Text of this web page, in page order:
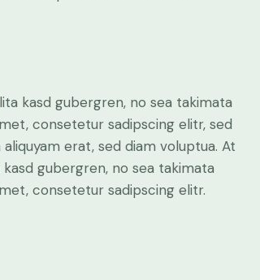
kasd gubergren, no sea takimata
consetetur sadipscing elitr, sed
erat, sed diam voluptua. At
gubergren, no sea takimata
consetetur sadipscing elitr.